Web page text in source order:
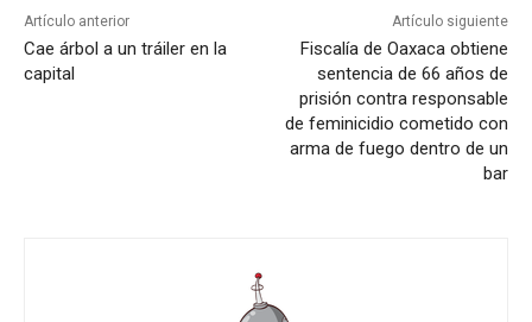
Artículo anterior
Cae árbol a un tráiler en la
capital
Artículo siguiente
Fiscalía de Oaxaca obtiene
sentencia de 66 años de
prisión contra responsable
de feminicidio cometido con
arma de fuego dentro de un
bar